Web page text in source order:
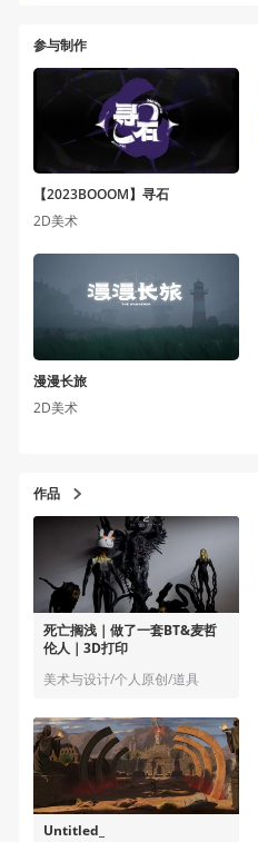
参与制作
【2023BOOOM】寻石
2D美术
漫漫长旅
2D美术
作品
死亡搁浅｜做了一套BT&麦哲
伦人｜3D打印
美术与设计/个人原创/道具
Untitled_